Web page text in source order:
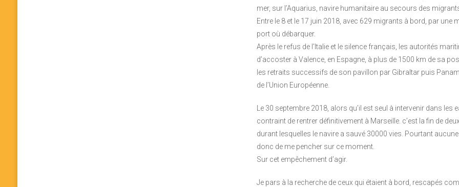
mer, sur l’Aquarius, navire humanitaire au secours des
Entre le 8 et le 17 juin 2018, avec 629 migrants à bord, par une
port où débarquer.
Après le refus de l’Italie et le silence français, les autorités
d’accoster à Valence, en Espagne, à plus de 1500 km de sa
les retraits successifs de son pavillon par Gibraltar puis
de l’Union Européenne.
Le 30 septembre 2018, alors qu’il est seul à intervenir dans
contraint de rentrer définitivement à Marseille. c’est la fin de
durant lesquelles le navire a sauvé 30000 vies. Pourtant
donc de me pencher sur ce moment.
Sur cet empêchement d’agir.
Je pars à la recherche de ceux qui étaient à bord, rescapés